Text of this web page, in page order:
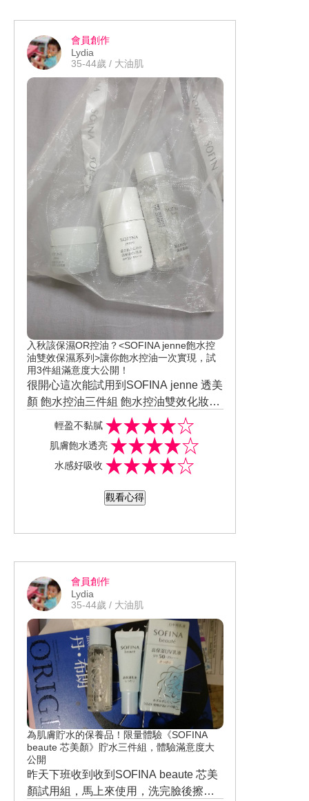
會員創作
Lydia
35-44歲 / 大油肌
入秋該保濕OR控油？<SOFINA jenne飽水控
油雙效保濕系列>讓你飽水控油一次實現，試
用3件組滿意度大公開！
很開心這次能試用到SOFINA jenne 透美
顏 飽水控油三件組 飽水控油雙效化妝水,
使用起來很資潤，不會太油,很保濕，很
快就吸收 飽水控油雙效水凝乳液,晚上用
到早上起來肌膚,真的很保濕很水潤。 飽
水控油雙效日間防護乳，防曬系數SPF5
上去，不會泛白很快就吸收，也不會太
輕盈不黏膩
肌膚飽水透亮
水感好吸收
觀看心得
會員創作
Lydia
35-44歲 / 大油肌
為肌膚貯水的保養品！限量體驗《SOFINA
beaute 芯美顏》貯水三件組，體驗滿意度大
公開
昨天下班收到收到SOFINA beaute 芯美
顏試用組，馬上來使用，洗完臉後擦上